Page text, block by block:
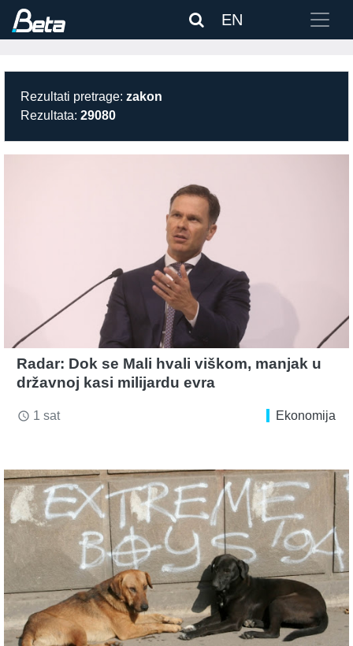
EN
Rezultati pretrage: zakon
Rezultata: 29080
Radar: Dok se Mali hvali viškom, manjak u
državnoj kasi milijardu evra
access_time 1 sat Ekonomija